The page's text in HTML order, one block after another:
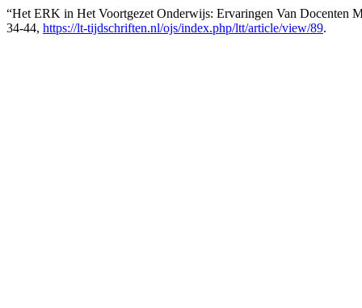
“Het ERK in Het Voortgezet Onderwijs: Ervaringen Van Docenten
34-44, https://lt-tijdschriften.nl/ojs/index.php/ltt/article/view/89.